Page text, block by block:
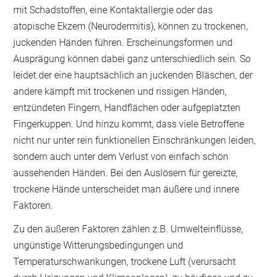
mit Schadstoffen, eine Kontaktallergie oder das
atopische Ekzem (Neurodermitis), können zu trockenen,
juckenden Händen führen. Erscheinungsformen und
Ausprägung können dabei ganz unterschiedlich sein. So
leidet der eine hauptsächlich an juckenden Bläschen, der
andere kämpft mit trockenen und rissigen Händen,
entzündeten Fingern, Handflächen oder aufgeplatzten
Fingerkuppen. Und hinzu kommt, dass viele Betroffene
nicht nur unter rein funktionellen Einschränkungen leiden,
sondern auch unter dem Verlust von einfach schön
aussehenden Händen. Bei den Auslösern für gereizte,
trockene Hände unterscheidet man äußere und innere
Faktoren.
Zu den äußeren Faktoren zählen z.B. Umwelteinflüsse,
ungünstige Witterungsbedingungen und
Temperaturschwankungen, trockene Luft (verursacht